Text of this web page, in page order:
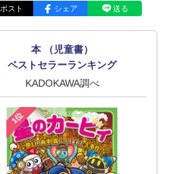
ポスト シェア 送る
本 （児童書）
ベストセラーランキング
KADOKAWA調べ
1位